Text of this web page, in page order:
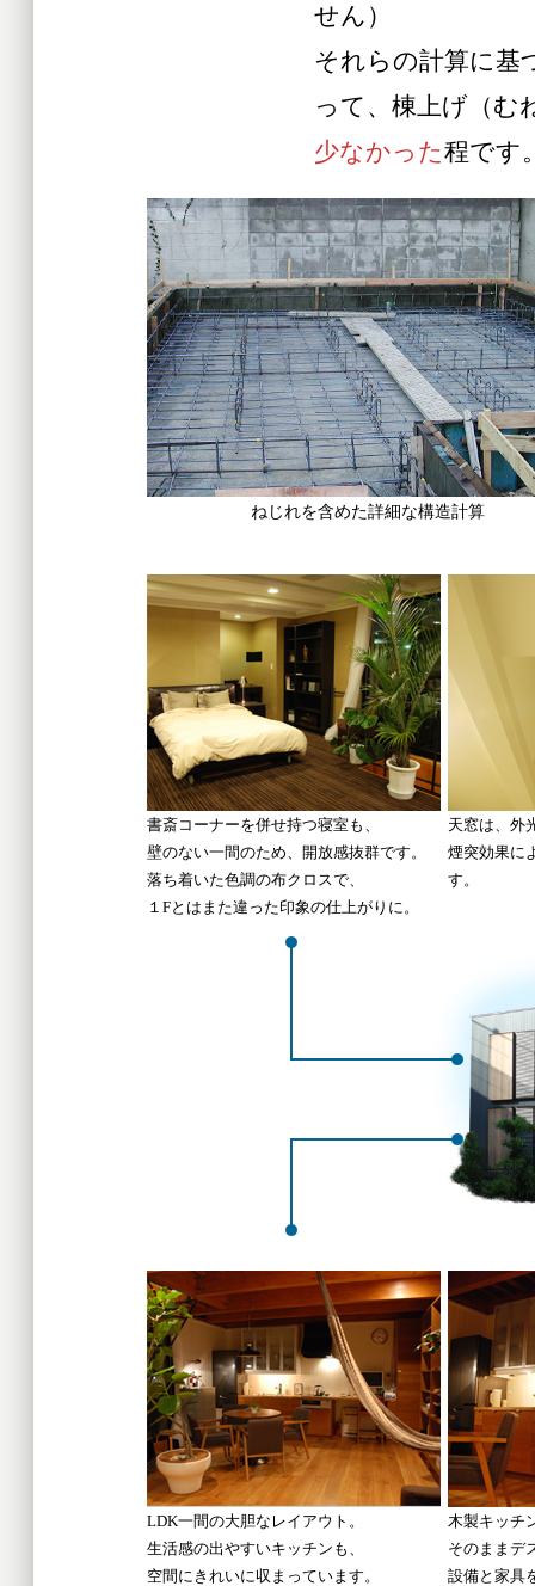
せん）
それらの計算に基
って、棟上げ（む
少なかった程です
ねじれを含めた詳細な構造計算
書斎コーナーを併せ持つ寝室も、
壁のない一間のため、開放感抜群です。
落ち着いた色調の布クロスで、
１Fとはまた違った印象の仕上がりに。
天窓は、外
煙突効果に
す。
LDK一間の大胆なレイアウト。
生活感の出やすいキッチンも、
空間にきれいに収まっています。
木製キッチ
そのままデ
設備と家具